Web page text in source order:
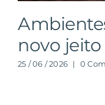
novo
25 / 06 / 2026 | 0